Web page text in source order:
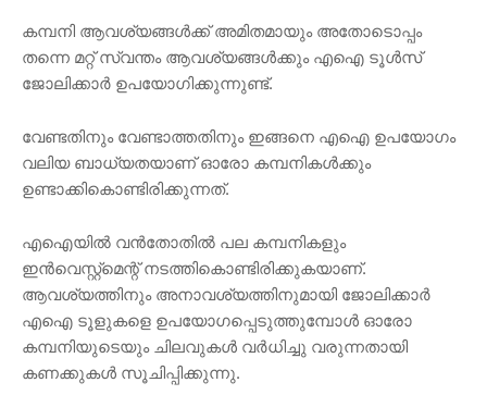
കമ്പനി ആവശ്യങ്ങൾക്ക് അമിതമായും അതോടൊപ്പം
തന്നെ മറ്റ് സ്വന്തം ആവശ്യങ്ങൾക്കും എഐ ടൂൾസ്
ജോലിക്കാർ ഉപയോഗിക്കുന്നുണ്ട്.
വേണ്ടതിനും വേണ്ടാത്തതിനും ഇങ്ങനെ എഐ ഉപയോഗം
വലിയ ബാധ്യതയാണ് ഓരോ കമ്പനികൾക്കും
ഉണ്ടാക്കികൊണ്ടിരിക്കുന്നത്.
എഐയിൽ വൻതോതിൽ പല കമ്പനികളും
ഇൻവെസ്റ്റ്മെന്റ് നടത്തികൊണ്ടിരിക്കുകയാണ്.
ആവശ്യത്തിനും അനാവശ്യത്തിനുമായി ജോലിക്കാർ
എഐ ടൂളുകളെ ഉപയോഗപ്പെടുത്തുമ്പോൾ ഓരോ
കമ്പനിയുടെയും ചിലവുകൾ വർധിച്ചു വരുന്നതായി
കണക്കുകൾ സൂചിപ്പിക്കുന്നു.